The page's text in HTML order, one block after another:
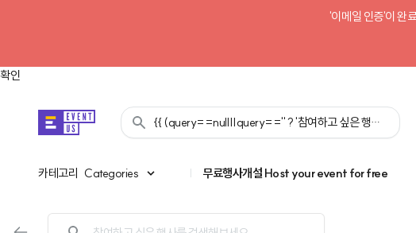
'이메일 인증'이 완
확인
{{ (query==null||query=='' ? '참여하고 싶은 행사를 검색
카테고리 Categories
카테고리 | 무료행사개설 Host your event for free